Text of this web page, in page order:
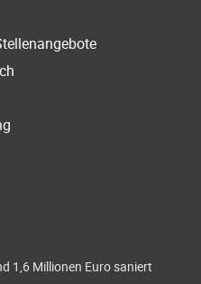
1,6 Millionen Euro saniert